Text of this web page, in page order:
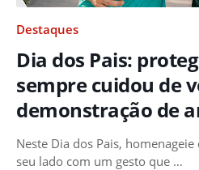
Destaques
Dia dos Pais:
sempre cuidou de
demonstração de
Neste Dia dos Pais,
seu lado com um gesto que …